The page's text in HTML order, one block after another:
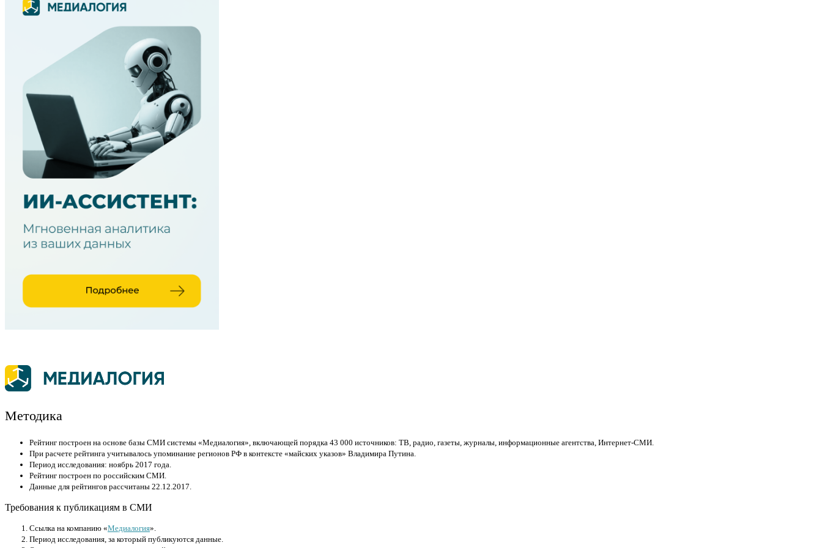
Методика
Рейтинг построен на основе базы СМИ системы «Медиалогия», включающей порядка 43 000 источников: ТВ, радио, газеты, журналы, информационные агентства, Интернет-СМИ.
При расчете рейтинга учитывалось упоминание регионов РФ в контексте «майских указов» Владимира Путина.
Период исследования: ноябрь 2017 года.
Рейтинг построен по российским СМИ.
Данные для рейтингов рассчитаны 22.12.2017.
Требования к публикациям в СМИ
Cсылка на компанию «Медиалогия».
Период исследования, за который публикуются данные.